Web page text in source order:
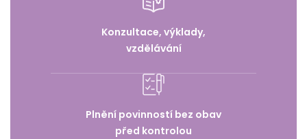
Konzultace, výklady,
vzdělávání
Plnění povinností bez obav
před kontrolou